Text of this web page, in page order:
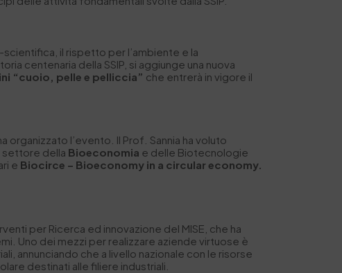
il rispetto per l’ambiente e la
centenaria della SSIP, si aggiunge una nuova
“cuoio, pelle e pelliccia” che entrerà in vigore il
organizzato l’evento. Il Prof. Sannia ha voluto
settore della Bioeconomia e delle Biotecnologie
e Biocirce – Bioeconomy in a circular economy.
per Ricerca ed innovazione del MISE, che ha
Uno dei mezzi per realizzare aziende virtuose è
annunciando che a livello nazionale con le risorse
destinati alle filiere industriali.